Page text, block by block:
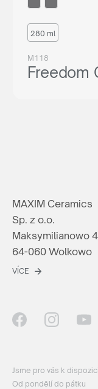
280 ml
M118
Freedom
MAXIM Ceramics
Sp. z o.o.
Maksymilianowo
64-060 Wolkowo
VÍCE
Jsme pro vás k dispozici
Od pondělí do pátku